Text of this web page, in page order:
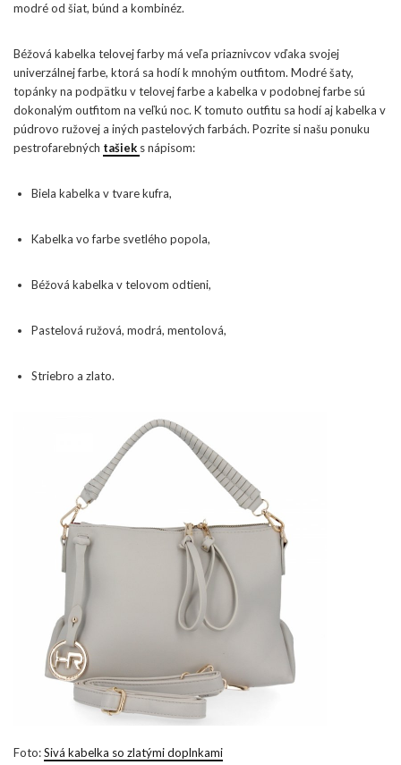
modré od šiat, búnd a kombinéz.
Béžová kabelka telovej farby má veľa priaznivcov vďaka svojej
univerzálnej farbe, ktorá sa hodí k mnohým outfitom. Modré šaty,
topánky na podpätku v telovej farbe a kabelka v podobnej farbe sú
dokonalým outfitom na veľkú noc. K tomuto outfitu sa hodí aj kabelka v
púdrovo ružovej a iných pastelových farbách. Pozrite si našu ponuku
pestrofarebných tašiek s nápisom:
Biela kabelka v tvare kufra,
Kabelka vo farbe svetlého popola,
Béžová kabelka v telovom odtieni,
Pastelová ružová, modrá, mentolová,
Striebro a zlato.
Foto:Sivá kabelka so zlatými doplnkami